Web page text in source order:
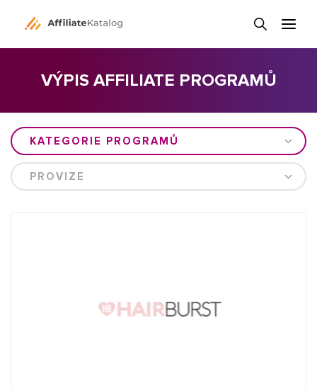
VÝPIS AFFILIATE PROGRAMŮ
KATEGORIE PROGRAMŮ
PROVIZE